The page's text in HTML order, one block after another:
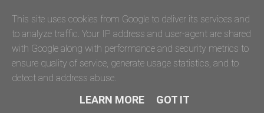
This site uses cookies from Google to deliver its services and
to analyze traffic. Your IP address and user-agent are shared
with Google along with performance and security metrics to
ensure quality of service, generate usage statistics, and to
detect and address abuse.
LEARN MORE GOT IT